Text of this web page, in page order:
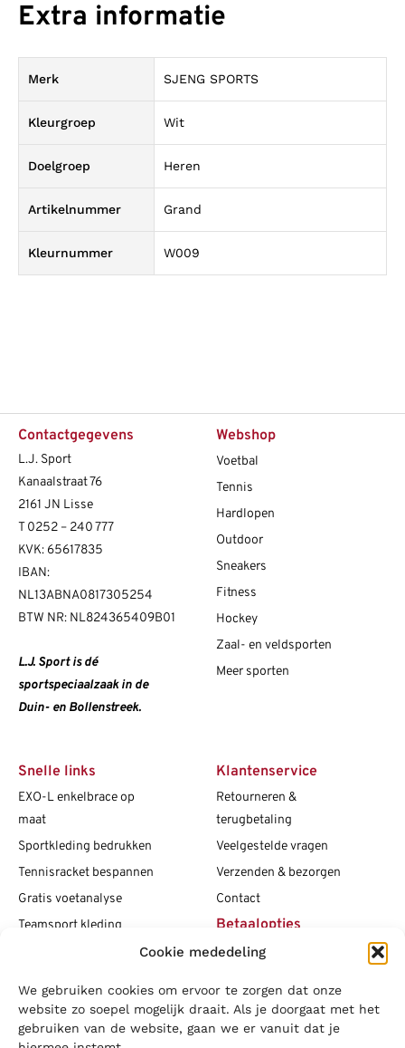
Cookie mededeling
We gebruiken cookies om ervoor te zorgen dat onze
website zo soepel mogelijk draait. Als je doorgaat met het
gebruiken van de website, gaan we er vanuit dat je
Extra informatie
Merk SJENG SPORTS
Kleurgroep Wit
Doelgroep Heren
Artikelnummer Grand
Kleurnummer W009
Contactgegevens
L.J. Sport
Kanaalstraat 76
2161 JN Lisse
T 0252 – 240 777
KVK: 65617835
IBAN:
NL13ABNA0817305254
BTW NR: NL824365409B01
L.J. Sport is dé
sportspeciaalzaak in de
Duin- en Bollenstreek.
Webshop
Voetbal
Tennis
Hardlopen
Outdoor
Sneakers
Fitness
Hockey
Zaal- en veldsporten
Meer sporten
Snelle links
EXO-L enkelbrace op
maat
Sportkleding bedrukken
Tennisracket bespannen
Gratis voetanalyse
Teamsport kleding
Vacatures
Blogs
Klantenservice
Retourneren &
terugbetaling
Veelgestelde vragen
Verzenden & bezorgen
Contact
Betaalopties
Social media